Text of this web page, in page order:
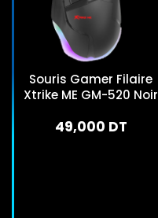
Souris Gamer Filaire
Xtrike ME GM-520 Noir
49,000 DT